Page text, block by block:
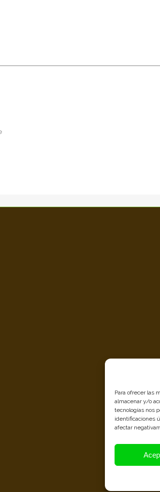
Para ofrecer las
almacenar y/o
tecnologías nos
identificaciones
afectar